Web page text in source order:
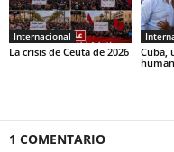
Internacional
La crisis de Ceuta de 2026
Cuba,
1 COMENTARIO